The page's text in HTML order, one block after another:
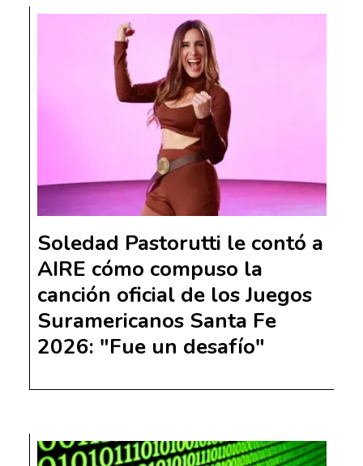
Soledad Pastorutti le contó a
AIRE cómo compuso la
canción oficial de los Juegos
Suramericanos Santa Fe
2026: "Fue un desafío"